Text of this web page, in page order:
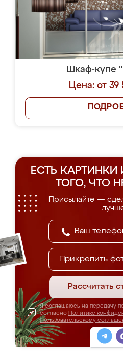
Шкаф-купе
Цена: от 39
ЕСТЬ КАРТИНКИ
ТОГО, ЧТО
Присылайте —
Прикрепить
Рассчитать
Я соглашаюсь на передачу
согласно Политике
Пользовательскому